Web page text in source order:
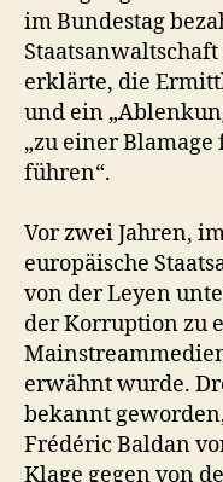
im Bundestag
erklärte, die
und ein
„zu einer
führen“.
Vor zwei Jahren,
europäische
von der Leyen
der Korruption zu
erwähnt wurde.
bekannt
Frédéric Baldan
Klage gegen von